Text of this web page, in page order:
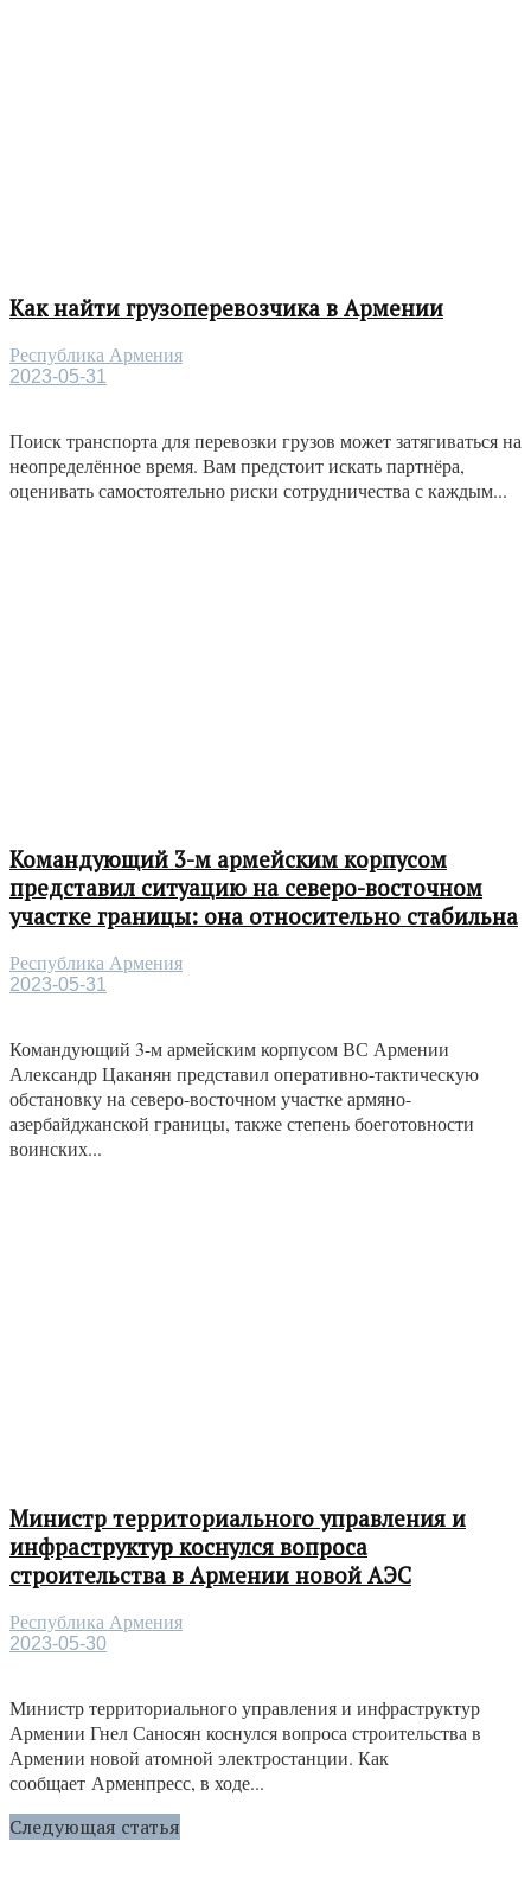
Как найти грузоперевозчика в Армении
Республика Армения
2023-05-31
Поиск транспорта для перевозки грузов может затягиваться на
неопределённое время. Вам предстоит искать партнёра,
оценивать самостоятельно риски сотрудничества с каждым...
Командующий 3-м армейским корпусом
представил ситуацию на северо-восточном
участке границы: она относительно стабильна
Республика Армения
2023-05-31
Командующий 3-м армейским корпусом ВС Армении
Александр Цаканян представил оперативно-тактическую
обстановку на северо-восточном участке армяно-
азербайджанской границы, также степень боеготовности
воинских...
Министр территориального управления и
инфраструктур коснулся вопроса
строительства в Армении новой АЭС
Республика Армения
2023-05-30
Министр территориального управления и инфраструктур
Армении Гнел Саносян коснулся вопроса строительства в
Армении новой атомной электростанции. Как
сообщает Арменпресс, в ходе...
Следующая статья